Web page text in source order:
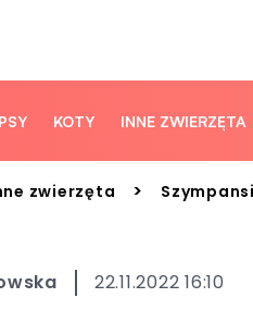
PSY KOTY INNE ZWIERZĘTA
zwierzęta >
22.11.2022 16:10